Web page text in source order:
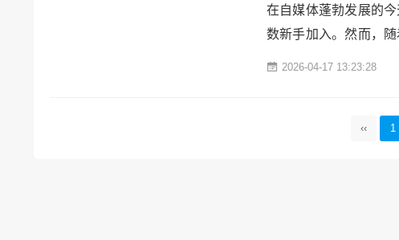
在自媒体蓬勃发展的
数新手加入。然而，
视涨阁#### 一、内容
2026-04-17 13:23:28
‹‹ 1